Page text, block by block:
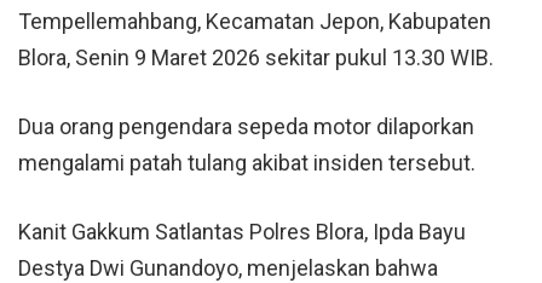
Tempellemahbang, Kecamatan Jepon, Kabupaten
Blora, Senin 9 Maret 2026 sekitar pukul 13.30 WIB.
Dua orang pengendara sepeda motor dilaporkan
mengalami patah tulang akibat insiden tersebut.
Kanit Gakkum Satlantas Polres Blora, Ipda Bayu
Destya Dwi Gunandoyo, menjelaskan bahwa